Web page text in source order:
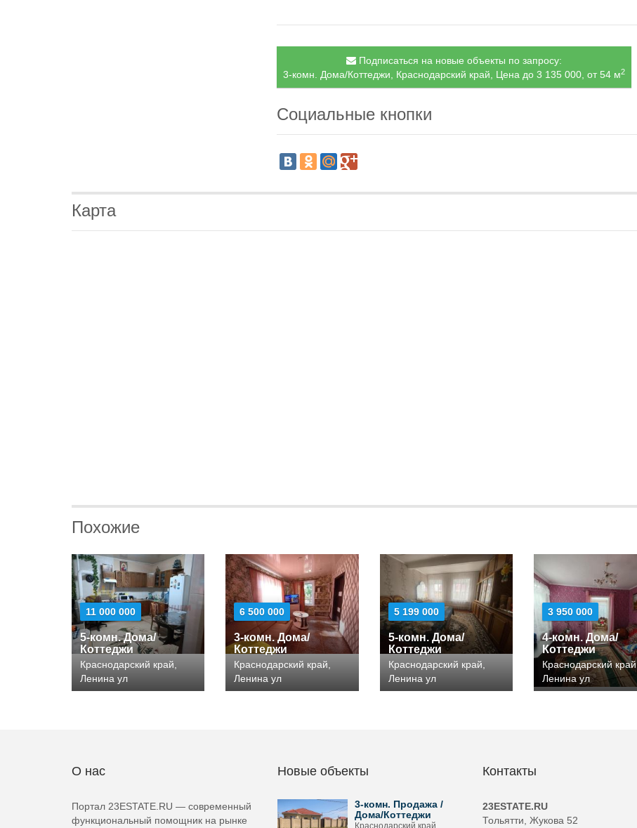
Подписаться на новые объекты по запросу:
3-комн. Дома/Коттеджи, Краснодарский край, Цена до 3 135 000, от 54 м2
Социальные кнопки
Карта
Похожие
11 000 000
5-комн. Дома/
Коттеджи
Краснодарский край,
Ленина ул
6 500 000
3-комн. Дома/
Коттеджи
Краснодарский край,
Ленина ул
5 199 000
5-комн. Дома/
Коттеджи
Краснодарский край,
Ленина ул
3 950 000
4-комн. Дома/
Коттеджи
Краснодарский край,
Ленина ул
О нас
Портал 23ESTATE.RU — современный
функциональный помощник на рынке
Новые объекты
3-комн. Продажа /
Дома/Коттеджи
Краснодарский край,
Контакты
23ESTATE.RU
Тольятти, Жукова 52